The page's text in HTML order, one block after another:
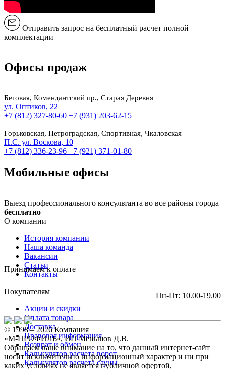
Отправить запрос на бесплатный расчет полной
комплектации
Офисы продаж
Беговая, Комендантский пр., Старая Деревня
ул. Оптиков, 22
+7 (812) 327-80-60 +7 (931) 203-62-15
Горьковская, Петроградская, Спортивная, Чкаловская
П.С. ул. Воскова, 10
+7 (812) 336-23-96 +7 (921) 371-01-80
Мобильные офисы
Выезд профессионального консультанта во все районы города
бесплатно
О компании
История компании
Наша команда
Вакансии
Статьи
Контакты
Покупателям
Акции и скидки
Оплата товара
Доставка
Правовая информация
Возврат и обмен
Калькулятор расчета ворот
Калькулятор расчета сауны
Принимаем к оплате
Пн-Пт: 10.00-19.00
© 1998 – 2026 Компания
«М-ПРОФИЛЬ», ИП Меньшов Д.В.
Обращаем ваше внимание на то, что данный интернет-сайт
носит исключительно информационный характер и ни при
каких условиях не является публичной офертой,